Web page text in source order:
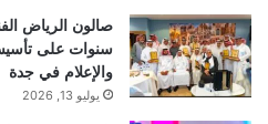
سنوات على
والإعلام في جدة
يوليو 13, 2026